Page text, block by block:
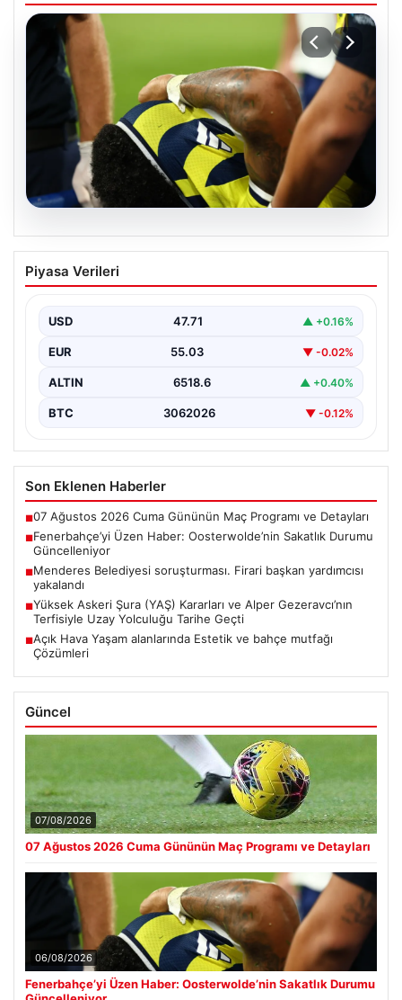
06.08.2026
Fenerbahçe’yi Üzen Haber:
Oosterwolde’nin Sakatlık Durumu
Fenerbahçe futbol ailesi, geçtiğimiz günlerde oynanan
Piyasa Verileri
USD 47.71 ▲ +0.16%
EUR 55.03 ▼ -0.02%
ALTIN 6518.6 ▲ +0.40%
BTC 3062026 ▼ -0.12%
Son Eklenen Haberler
■07 Ağustos 2026 Cuma Gününün Maç Programı ve Detayları
■Fenerbahçe’yi Üzen Haber: Oosterwolde’nin Sakatlık Durumu
Güncelleniyor
■Menderes Belediyesi soruşturması. Firari başkan yardımcısı
yakalandı
■Yüksek Askeri Şura (YAŞ) Kararları ve Alper Gezeravcı’nın
Terfisiyle Uzay Yolculuğu Tarihe Geçti
■Açık Hava Yaşam alanlarında Estetik ve bahçe mutfağı
Çözümleri
Güncel
07/08/2026
07 Ağustos 2026 Cuma Gününün Maç Programı ve Detayları
06/08/2026
Fenerbahçe’yi Üzen Haber: Oosterwolde’nin Sakatlık Durumu